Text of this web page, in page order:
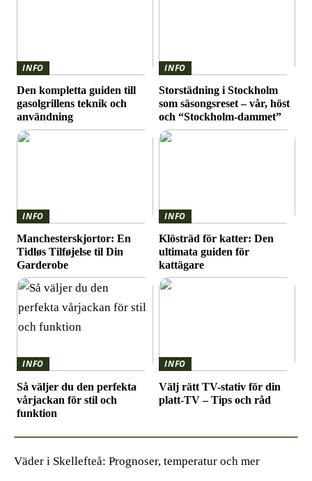
INFO
Den kompletta guiden till
gasolgrillens teknik och
användning
INFO
Storstädning i Stockholm
som säsongsreset – vår, höst
och “Stockholm-dammet”
INFO
Manchesterskjortor: En
Tidløs Tilføjelse til Din
Garderobe
INFO
Klösträd för katter: Den
ultimata guiden för
kattägare
INFO
Så väljer du den perfekta
vårjackan för stil och
funktion
INFO
Välj rätt TV-stativ för din
platt-TV – Tips och råd
Väder i Skellefteå: Prognoser, temperatur och mer